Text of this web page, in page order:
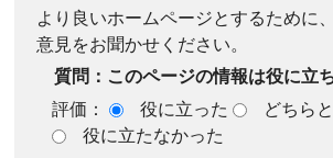
より良いホームページとするために
意見をお聞かせください。
質問：このページの情報は役に立
評価：
役に立った
どちら
役に立たなかった